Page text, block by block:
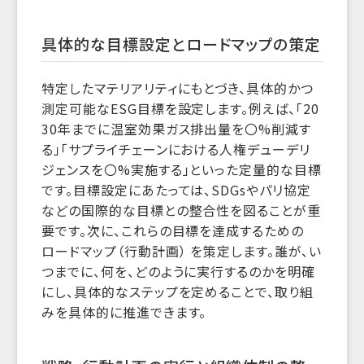
具体的な目標設定とロードマップの策定
特定したマテリアリティにもとづき、具体的かつ
測定可能なESG目標を設定します。例えば、「20
30年までに温室効果ガス排出量を〇%削減す
る」「サプライチェーンにおける人権デューデリ
ジェンスを〇%実施する」といった定量的な目標
です。目標設定にあたっては、SDGsやパリ協定
などの国際的な目標との整合性を図ることが重
要です。次に、これらの目標を達成するための
ロードマップ（行動計画） を策定します。誰が、い
つまでに、何を、どのように実行するのかを明確
にし、具体的なステップを定めることで、取り組
みを具体的に推進できます。